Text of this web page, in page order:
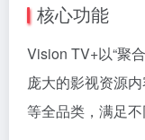
核心功能
Vision TV+以“聚
庞大的影视资源
等全品类，满足